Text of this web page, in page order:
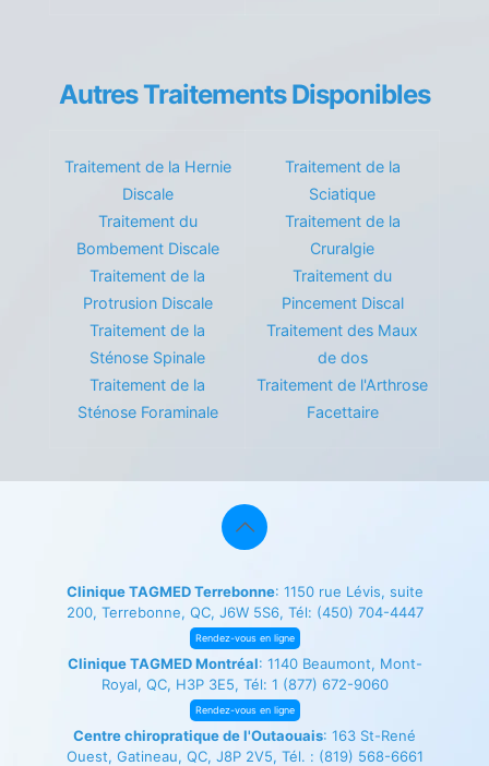
Autres Traitements Disponibles
Traitement de la Hernie
Discale
Traitement du
Bombement Discale
Traitement de la
Protrusion Discale
Traitement de la
Sténose Spinale
Traitement de la
Sténose Foraminale
Traitement de la
Sciatique
Traitement de la
Cruralgie
Traitement du
Pincement Discal
Traitement des Maux
de dos
Traitement de l'Arthrose
Facettaire
Clinique TAGMED Terrebonne: 1150 rue Lévis, suite
200, Terrebonne, QC, J6W 5S6, Tél: (450) 704-4447
Rendez-vous en ligne
Clinique TAGMED Montréal: 1140 Beaumont, Mont-
Royal, QC, H3P 3E5, Tél: 1 (877) 672-9060
Rendez-vous en ligne
Centre chiropratique de l'Outaouais: 163 St-René
Ouest, Gatineau, QC, J8P 2V5, Tél. : (819) 568-6661